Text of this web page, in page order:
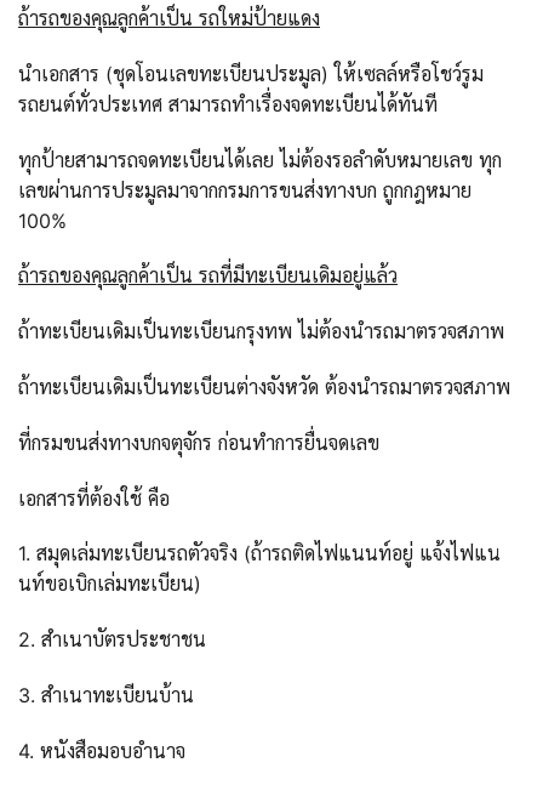
ถ้ารถของคุณลูกค้าเป็น รถใหม่ป้ายแดง
นำเอกสาร (ชุดโอนเลขทะเบียนประมูล) ให้เซลล์หรือโชว์รูม
รถยนต์ทั่วประเทศ สามารถทำเรื่องจดทะเบียนได้ทันที
ทุกป้ายสามารถจดทะเบียนได้เลย ไม่ต้องรอลำดับหมายเลข ทุก
เลขผ่านการประมูลมาจากกรมการขนส่งทางบก ถูกกฎหมาย
100%
ถ้ารถของคุณลูกค้าเป็น รถที่มีทะเบียนเดิมอยู่แล้ว
ถ้าทะเบียนเดิมเป็นทะเบียนกรุงทพ ไม่ต้องนำรถมาตรวจสภาพ
ถ้าทะเบียนเดิมเป็นทะเบียนต่างจังหวัด ต้องนำรถมาตรวจสภาพ
ที่กรมขนส่งทางบกจตุจักร ก่อนทำการยื่นจดเลข
เอกสารที่ต้องใช้ คือ
1. สมุดเล่มทะเบียนรถตัวจริง (ถ้ารถติดไฟแนนท์อยู่ แจ้งไฟแน
นท์ขอเบิกเล่มทะเบียน)
2. สำเนาบัตรประชาชน
3. สำเนาทะเบียนบ้าน
4. หนังสือมอบอำนาจ